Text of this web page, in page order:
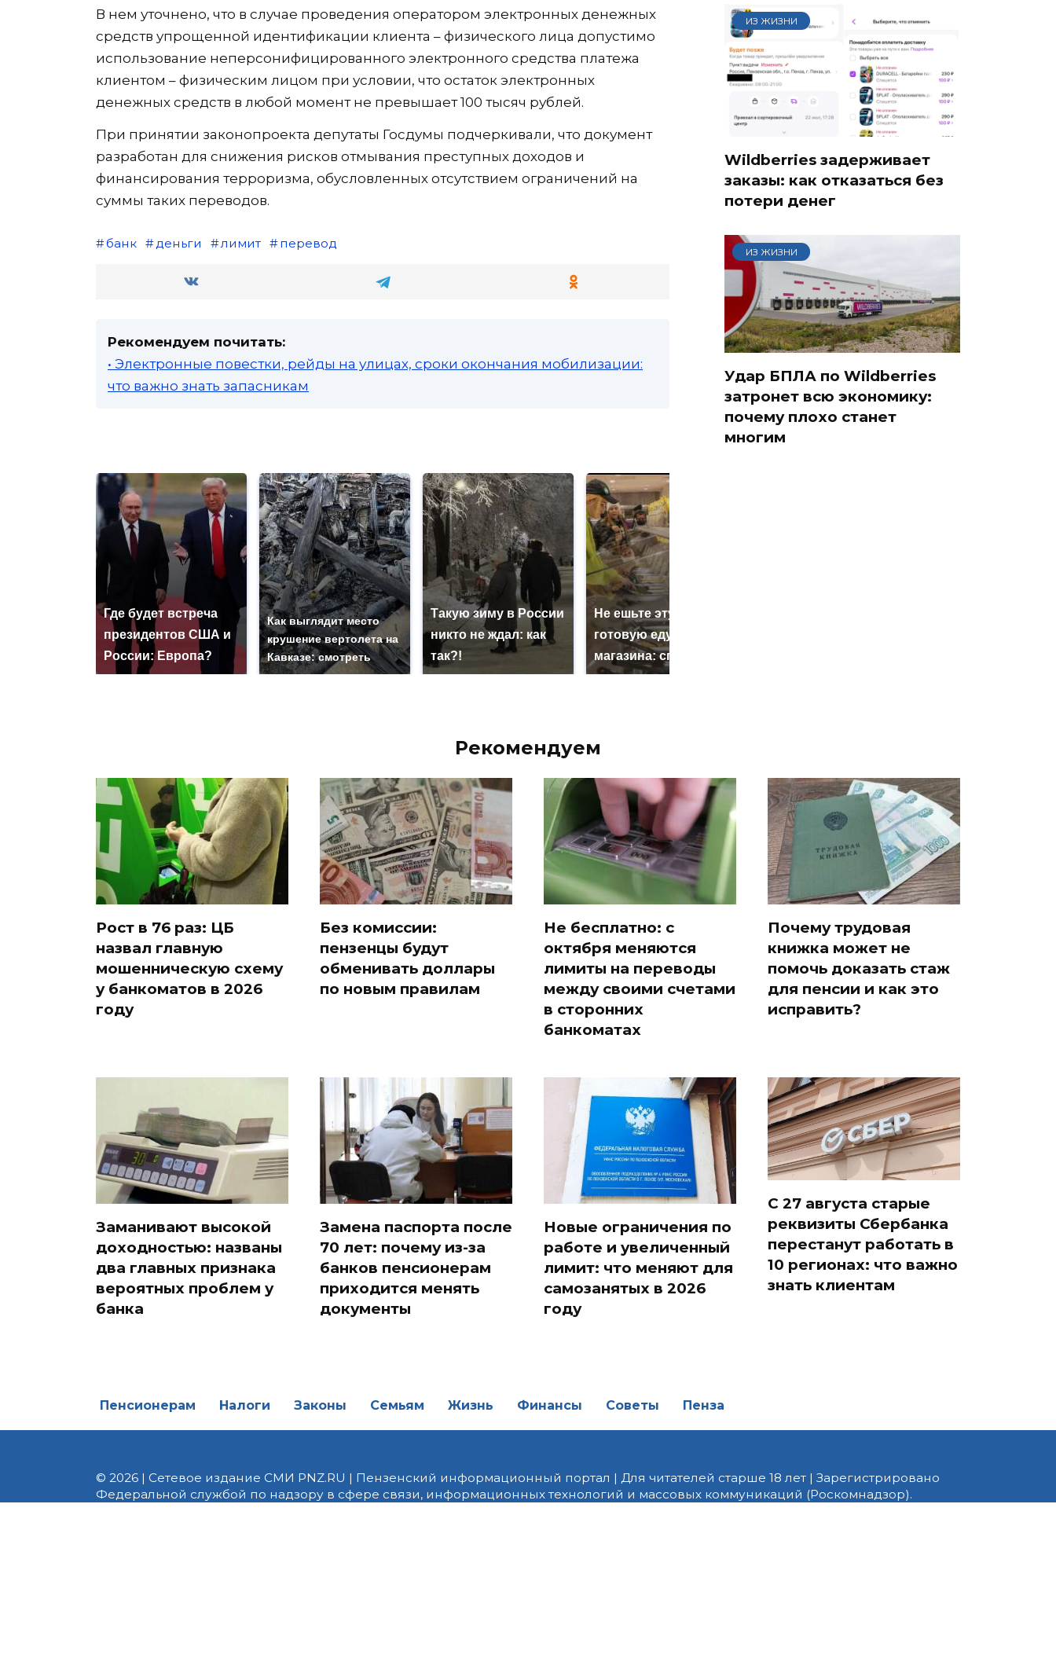
В нем уточнено, что в случае проведения оператором электронных денежных
средств упрощенной идентификации клиента – физического лица допустимо
использование неперсонифицированного электронного средства платежа
клиентом – физическим лицом при условии, что остаток электронных
денежных средств в любой момент не превышает 100 тысяч рублей.
При принятии законопроекта депутаты Госдумы подчеркивали, что документ
разработан для снижения рисков отмывания преступных доходов и
финансирования терроризма, обусловленных отсутствием ограничений на
суммы таких переводов.
банк деньги лимит перевод
Рекомендуем почитать:
• Электронные повестки, рейды на улицах, сроки окончания мобилизации:
что важно знать запасникам
Где будет встреча
президентов США и
России: Европа?
Как выглядит место
крушение вертолета на
Кавказе: смотреть
Такую зиму в России
никто не ждал: как
так?!
Не ешьте эту
готовую еду из
магазина: список
ИЗ ЖИЗНИ
Wildberries задерживает
заказы: как отказаться без
потери денег
ИЗ ЖИЗНИ
Удар БПЛА по Wildberries
затронет всю экономику:
почему плохо станет
многим
Рекомендуем
Рост в 76 раз: ЦБ
назвал главную
мошенническую схему
у банкоматов в 2026
году
Без комиссии:
пензенцы будут
обменивать доллары
по новым правилам
Не бесплатно: с
октября меняются
лимиты на переводы
между своими счетами
в сторонних
банкоматах
Почему трудовая
книжка может не
помочь доказать стаж
для пенсии и как это
исправить?
Заманивают высокой
доходностью: названы
два главных признака
вероятных проблем у
банка
Замена паспорта после
70 лет: почему из-за
банков пенсионерам
приходится менять
документы
Новые ограничения по
работе и увеличенный
лимит: что меняют для
самозанятых в 2026
году
С 27 августа старые
реквизиты Сбербанка
перестанут работать в
10 регионах: что важно
знать клиентам
Пенсионерам Налоги Законы Семьям Жизнь Финансы Советы Пенза
© 2026 | Сетевое издание СМИ PNZ.RU | Пензенский информационный портал | Для читателей старше 18 лет | Зарегистрировано
Федеральной службой по надзору в сфере связи, информационных технологий и массовых коммуникаций (Роскомнадзор).